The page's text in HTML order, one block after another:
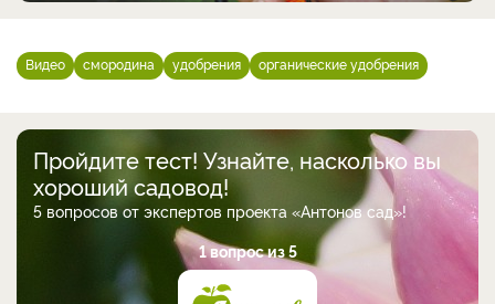
Видео смородина удобрения органические удобрения
Пройдите тест! Узнайте, насколько вы
хороший садовод!
5 вопросов от экспертов проекта «Антонов сад»!
1 вопрос из 5